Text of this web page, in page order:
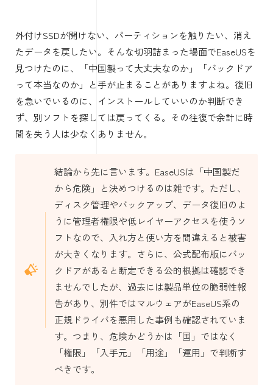
外付けSSDが開けない、パーティションを触りたい、消え
たデータを戻したい。そんな切羽詰まった場面でEaseUSを
見つけたのに、「中国製って大丈夫なのか」「バックドア
って本当なのか」と手が止まることがありますよね。復旧
を急いでいるのに、インストールしていいのか判断でき
ず、別ソフトを探しては戻ってくる。その往復で余計に時
間を失う人は少なくありません。
結論から先に言います。EaseUSは「中国製だ
から危険」と決めつけるのは雑です。ただし、
ディスク管理やバックアップ、データ復旧のよ
うに管理者権限や低レイヤーアクセスを使うソ
フトなので、入れ方と使い方を間違えると被害
が大きくなります。さらに、公式配布版にバッ
クドアがあると断定できる公的根拠は確認でき
ませんでしたが、過去には製品単位の脆弱性報
告があり、別件ではマルウェアがEaseUS系の
正規ドライバを悪用した事例も確認されていま
す。つまり、危険かどうかは「国」ではなく
「権限」「入手元」「用途」「運用」で判断す
べきです。